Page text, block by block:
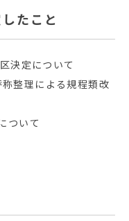
たこと
決定について
称整理による規程類改
ついて